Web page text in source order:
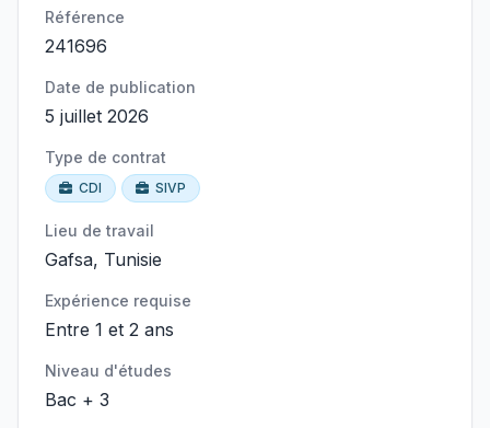
Référence
241696
Date de publication
5 juillet 2026
Type de contrat
CDI SIVP
Lieu de travail
Gafsa, Tunisie
Expérience requise
Entre 1 et 2 ans
Niveau d'études
Bac + 3